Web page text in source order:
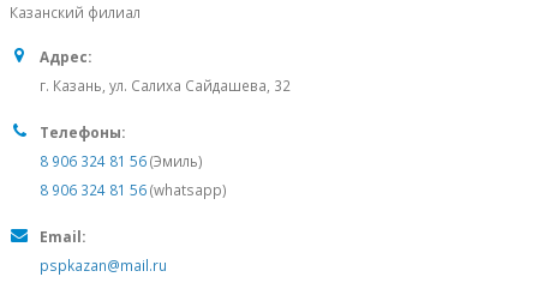
Казанский филиал
Адрес:
г. Казань, ул. Салиха Сайдашева, 32
Телефоны:
8 906 324 81 56(Эмиль)
8 906 324 81 56(whatsapp)
Email:
pspkazan@mail.ru